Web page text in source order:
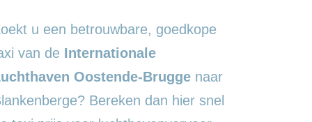
u een betrouwbare, goedkope
van de Internationale
Oostende-Bruggenaar
Bereken dan hier snel